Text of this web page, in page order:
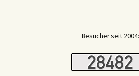
Besucher seit 2004: